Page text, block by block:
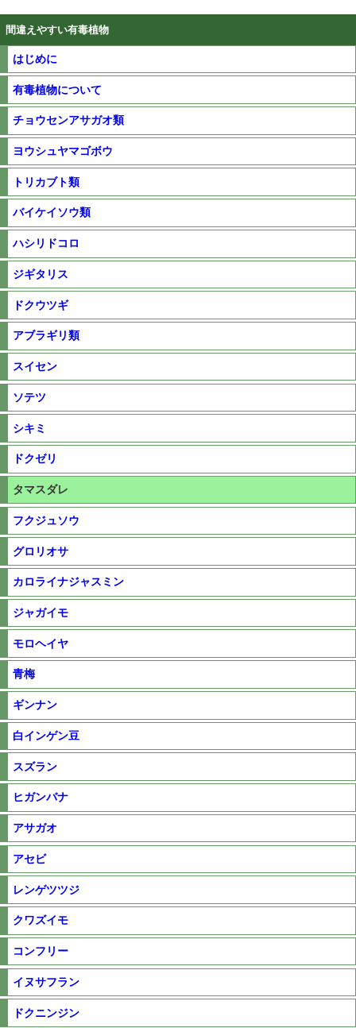
間違えやすい有毒植物
はじめに
有毒植物について
チョウセンアサガオ類
ヨウシュヤマゴボウ
トリカブト類
バイケイソウ類
ハシリドコロ
ジギタリス
ドクウツギ
アブラギリ類
スイセン
ソテツ
シキミ
ドクゼリ
タマスダレ
フクジュソウ
グロリオサ
カロライナジャスミン
ジャガイモ
モロヘイヤ
青梅
ギンナン
白インゲン豆
スズラン
ヒガンバナ
アサガオ
アセビ
レンゲツツジ
クワズイモ
コンフリー
イヌサフラン
ドクニンジン